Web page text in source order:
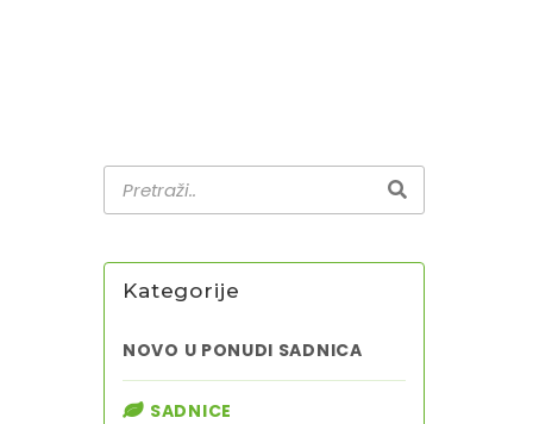
Kategorije
NOVO U PONUDI SADNICA
SADNICE